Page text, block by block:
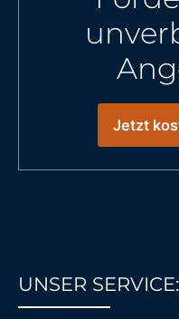
Jetzt
UNSER